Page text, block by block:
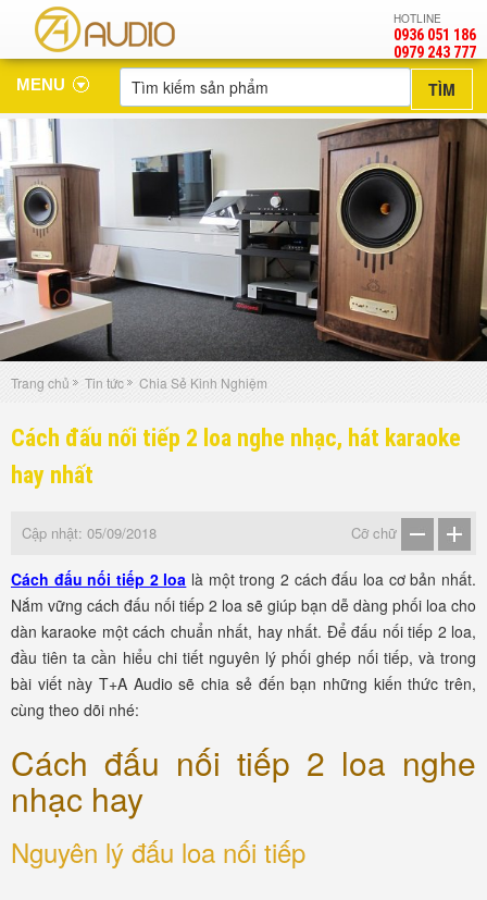
HOTLINE
0936 051 186
‎0979 243 777
MENU
Trang chủ Tin tức Chia Sẻ Kinh Nghiệm
Cách đấu nối tiếp 2 loa nghe nhạc, hát karaoke
hay nhất
Cập nhật: 05/09/2018 Cỡ chữ
Cách đấu nối tiếp 2 loa là một trong 2 cách đấu loa cơ bản nhất.
Nắm vững cách đấu nối tiếp 2 loa sẽ giúp bạn dễ dàng phối loa cho
dàn karaoke một cách chuẩn nhất, hay nhất. Để đấu nối tiếp 2 loa,
đầu tiên ta cần hiểu chi tiết nguyên lý phối ghép nối tiếp, và trong
bài viết này T+A Audio sẽ chia sẻ đến bạn những kiến thức trên,
cùng theo dõi nhé:
Cách đấu nối tiếp 2 loa nghe
nhạc hay
Nguyên lý đấu loa nối tiếp